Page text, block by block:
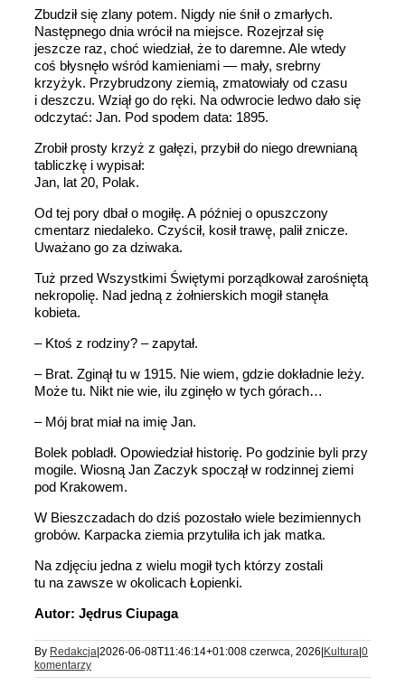
Zbudził się zlany potem. Nigdy nie śnił o zmarłych.
Następnego dnia wrócił na miejsce. Rozejrzał się
jeszcze raz, choć wiedział, że to daremne. Ale wtedy
coś błysnęło wśród kamieniami — mały, srebrny
krzyżyk. Przybrudzony ziemią, zmatowiały od czasu
i deszczu. Wziął go do ręki. Na odwrocie ledwo dało się
odczytać: Jan. Pod spodem data: 1895.
Zrobił prosty krzyż z gałęzi, przybił do niego drewnianą
tabliczkę i wypisał:
Jan, lat 20, Polak.
Od tej pory dbał o mogiłę. A później o opuszczony
cmentarz niedaleko. Czyścił, kosił trawę, palił znicze.
Uważano go za dziwaka.
Tuż przed Wszystkimi Świętymi porządkował zarośniętą
nekropolię. Nad jedną z żołnierskich mogił stanęła
kobieta.
– Ktoś z rodziny? – zapytał.
– Brat. Zginął tu w 1915. Nie wiem, gdzie dokładnie leży.
Może tu. Nikt nie wie, ilu zginęło w tych górach…
– Mój brat miał na imię Jan.
Bolek pobladł. Opowiedział historię. Po godzinie byli przy
mogile. Wiosną Jan Zaczyk spoczął w rodzinnej ziemi
pod Krakowem.
W Bieszczadach do dziś pozostało wiele bezimiennych
grobów. Karpacka ziemia przytuliła ich jak matka.
Na zdjęciu jedna z wielu mogił tych którzy zostali
tu na zawsze w okolicach Łopienki.
Autor: Jędrus Ciupaga
By Redakcja|2026-06-08T11:46:14+01:008 czerwca, 2026|Kultura|0
komentarzy